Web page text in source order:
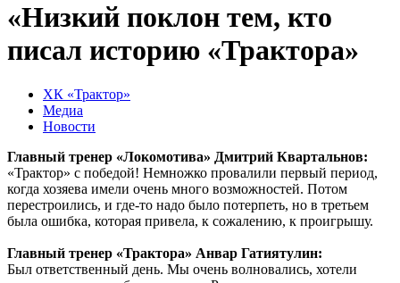
«Низкий поклон тем, кто
писал историю «Трактора»
ХК «Трактор»
Медиа
Новости
Главный тренер «Локомотива» Дмитрий Квартальнов:
«Трактор» с победой! Немножко провалили первый период,
когда хозяева имели очень много возможностей. Потом
перестроились, и где-то надо было потерпеть, но в третьем
была ошибка, которая привела, к сожалению, к проигрышу.
Главный тренер «Трактора» Анвар Гатиятулин:
Был ответственный день. Мы очень волновались, хотели